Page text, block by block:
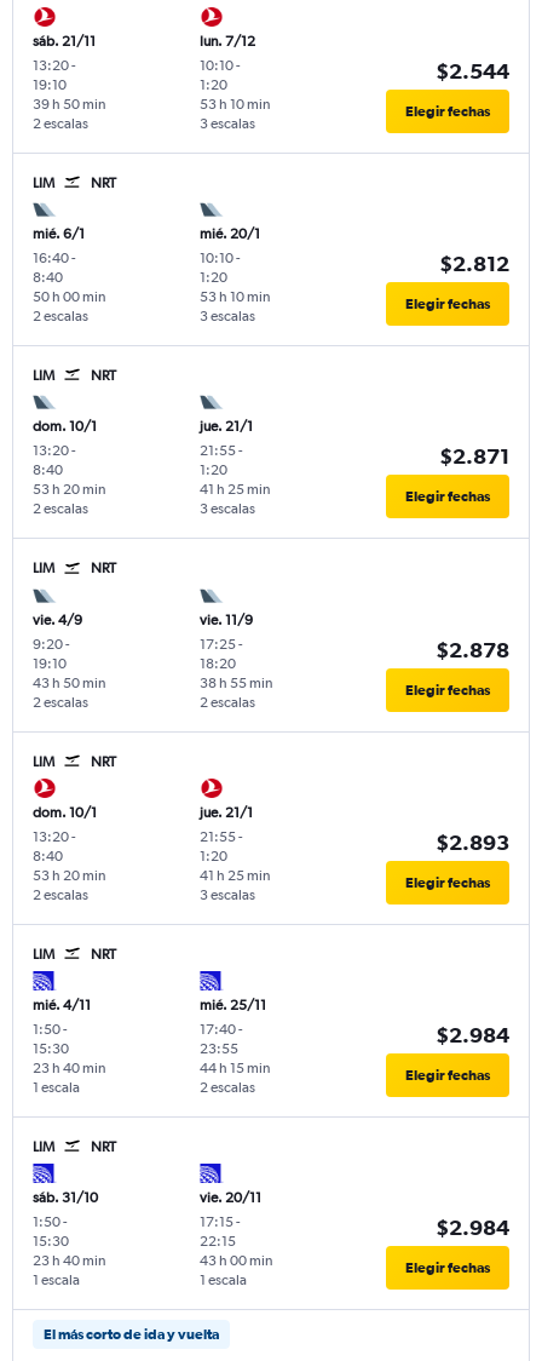
sáb. 21/11
13:20-
19:10
2 escalas
39 h 50 min
lun. 7/12
10:10-
1:20
3 escalas
53 h 10 min
$2.544
Elegir fechas
LIM NRT
mié. 6/1
16:40-
8:40
2 escalas
50 h 00 min
mié. 20/1
10:10-
1:20
3 escalas
53 h 10 min
$2.812
Elegir fechas
LIM NRT
dom. 10/1
13:20-
8:40
2 escalas
53 h 20 min
jue. 21/1
21:55-
1:20
3 escalas
41 h 25 min
$2.871
Elegir fechas
LIM NRT
vie. 4/9
9:20-
19:10
2 escalas
43 h 50 min
vie. 11/9
17:25-
18:20
2 escalas
38 h 55 min
$2.878
Elegir fechas
LIM NRT
dom. 10/1
13:20-
8:40
2 escalas
53 h 20 min
jue. 21/1
21:55-
1:20
3 escalas
41 h 25 min
$2.893
Elegir fechas
LIM NRT
mié. 4/11
1:50-
15:30
1 escala
23 h 40 min
mié. 25/11
17:40-
23:55
2 escalas
44 h 15 min
$2.984
Elegir fechas
LIM NRT
sáb. 31/10
1:50-
15:30
1 escala
23 h 40 min
vie. 20/11
17:15-
22:15
1 escala
43 h 00 min
$2.984
Elegir fechas
El más corto de ida y vuelta